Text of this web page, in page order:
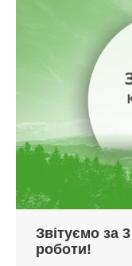
Звітуємо за
роботи!